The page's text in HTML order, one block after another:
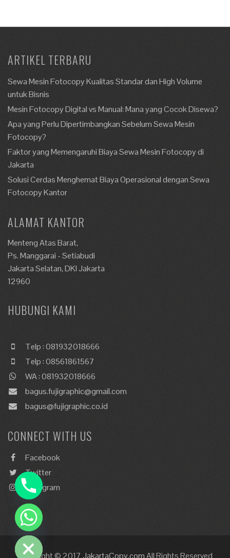
ARTIKEL TERBARU
Sewa Mesin Fotocopy Kualitas Standar dan High Volume
untuk Bisnis
Mesin Fotocopy Digital vs Manual: Mana yang Cocok Disewa?
Apa yang Perlu Dipertimbangkan Sebelum Sewa Mesin
Fotocopy?
Faktor yang Memengaruhi Biaya Sewa Mesin Fotocopy di
Jakarta
Solusi Cerdas Menghemat Biaya Operasional dengan Sewa
Fotocopy Kantor
ALAMAT KANTOR
Menteng Atas Barat,
Ps. Manggarai - Setiabudi
Jakarta Selatan, DKI Jakarta
12960
HUBUNGI KAMI
Telp : 081932018666
Telp : 08561861567
WA : 081932018666
bagus.fujigraphic@gmail.com
bagus@fujigraphic.co.id
CONNECT WITH US
Facebook
Twitter
Instagram
Copyright © 2017 JakartaCopy.comAll Rights Reserved
Hide
chaty